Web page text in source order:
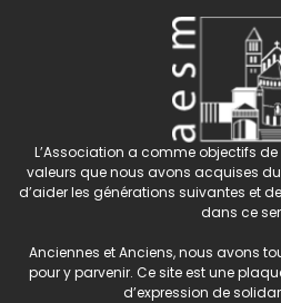
L’Association a comme objectifs
valeurs que nous avons acquises
d’aider les générations suivantes et
dans ce
Anciennes et Anciens, nous avons
pour y parvenir. Ce site est une
d’expression de